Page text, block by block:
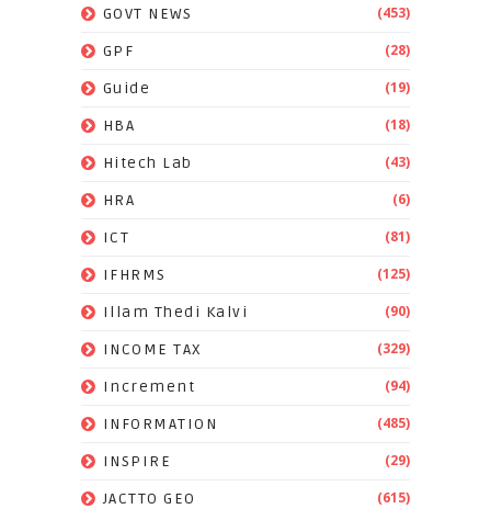
GOVT NEWS (453)
GPF (28)
Guide (19)
HBA (18)
Hitech Lab (43)
HRA (6)
ICT (81)
IFHRMS (125)
Illam Thedi Kalvi (90)
INCOME TAX (329)
Increment (94)
INFORMATION (485)
INSPIRE (29)
JACTTO GEO (615)